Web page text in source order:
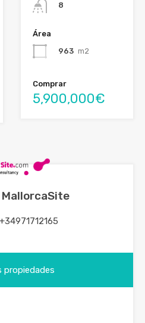
8
Área
963 m2
Comprar
5,900,000€
+34971712165
propiedades